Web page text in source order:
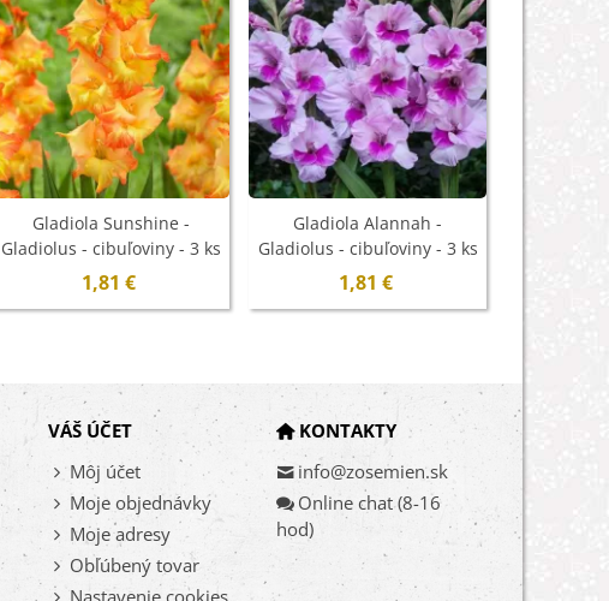
Gladiola Sunshine -
Gladiolus - cibuľoviny - 3 ks
- ukončený
1,81 €
Gladiola Alannah -
Gladiolus - cibuľoviny - 3 ks
- ukončený
1,81 €
VÁŠ ÚČET
Môj účet
Moje objednávky
Moje adresy
Obľúbený tovar
KONTAKTY
info@zosemien.sk
Online chat (8-16
hod)